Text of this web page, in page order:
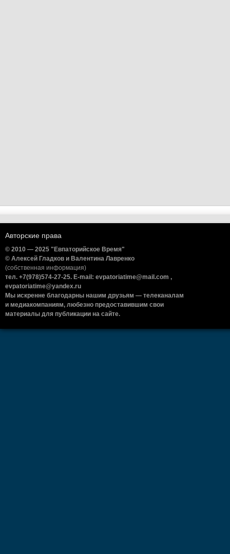
Авторские права
© 2010 — 2025 "Евпаторийское Время"
© Алексей Гладков и Валентина Лавренко
(собственная информация)
тел. +7(978)574-27-25. E-mail: evpatoriatime@mail.com ,
evpatoriatime@yandex.ru
Мы искренне благодарны нашим друзьям — телеканалам
и медиакомпаниям, любезно предоставившим свои
материалы для публикации на сайте.